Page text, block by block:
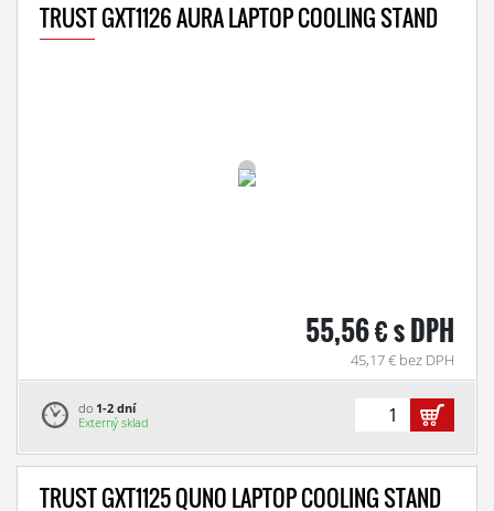
TRUST GXT1126 AURA LAPTOP COOLING STAND
55,56 € s DPH
45,17 € bez DPH
do 1-2 dní
Externý sklad
TRUST GXT1125 QUNO LAPTOP COOLING STAND